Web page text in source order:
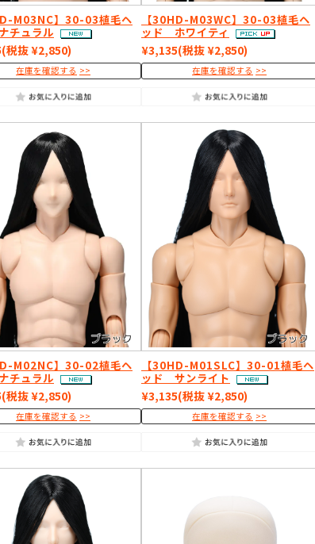
M03NC】30-03植毛ヘ
チュラル
(税抜 ¥2,850)
在庫を確認する
【30HD-M03WC】30-03植毛ヘ
ッド ホワイティ
¥3,135(税抜 ¥2,850)
在庫を確認する
M02NC】30-02植毛ヘ
チュラル
(税抜 ¥2,850)
在庫を確認する
【30HD-M01SLC】30-01植毛ヘ
ッド サンライト
¥3,135(税抜 ¥2,850)
在庫を確認する